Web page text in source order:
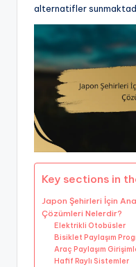
alternatifler
Key sections in
Japon Şehirleri İçin
Çözümleri Nelerdir?
Elektrikli Otobüsler
Bisiklet Paylaşım
Araç Paylaşım
Hafif Raylı Sistemler